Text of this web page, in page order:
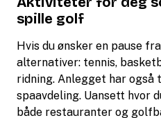
spille golf
Hvis du ønsker en pause
alternativer: tennis,
ridning. Anlegget har også
spaavdeling. Uansett hvor
både restauranter og